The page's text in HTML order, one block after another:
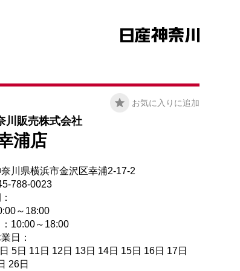
お気に入りに追加
川販売株式会社
浦店
川県横浜市金沢区幸浦2-17-2
788-0023
～18:00
10:00～18:00
日：
5日 11日 12日 13日 14日 15日 16日 17日
26日